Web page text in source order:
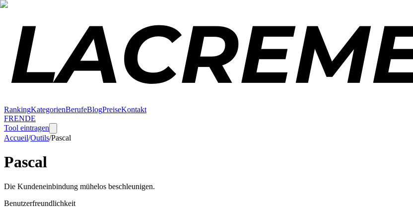
RankingKategorienBerufeBlogPreiseKontakt
FRENDE
Tool eintragen
Accueil/Outils/Pascal
Pascal
Die Kundeneinbindung mühelos beschleunigen.
Benutzerfreundlichkeit